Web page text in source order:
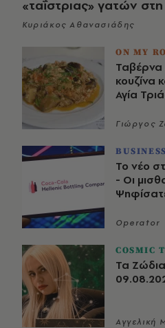
«ταΐστριας» γατών
Κυριάκος Αθανασιάδης
ON MY
Ταβέρνα
κουζίνα
Αγία
Γιώργος
Το νέο
- Οι
Operator
COSMIC
Τα
Αγγελική